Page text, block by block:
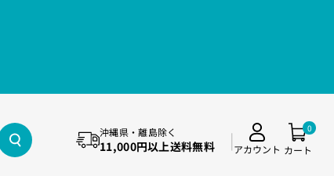
沖縄県・離島除く
11,000円以上送料無料 アカウント カート
0